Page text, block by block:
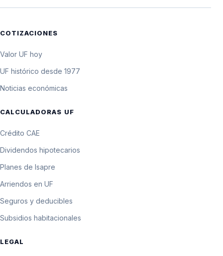
COTIZACIONES
Valor UF hoy
UF histórico desde 1977
Noticias económicas
CALCULADORAS UF
Crédito CAE
Dividendos hipotecarios
Planes de Isapre
Arriendos en UF
Seguros y deducibles
Subsidios habitacionales
LEGAL